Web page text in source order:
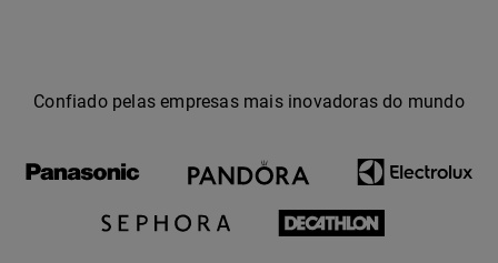
Confiado pelas empresas mais inovadoras do mundo